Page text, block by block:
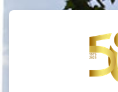
Ir para o conteúdo principal